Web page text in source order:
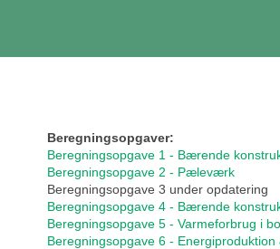
Beregningsopgaver:
Beregningsopgave 1 - Bærende
Beregningsopgave 2 - Pæleværk
Beregningsopgave 3 under opdatering
Beregningsopgave 4 - Bærende
Beregningsopgave 5 - Varmeforbrug i
Beregningsopgave 6 - Energiproduktion